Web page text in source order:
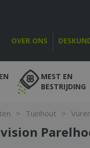
> Tuinhout >
OVER ONS
MEST EN
BESTRIJDING